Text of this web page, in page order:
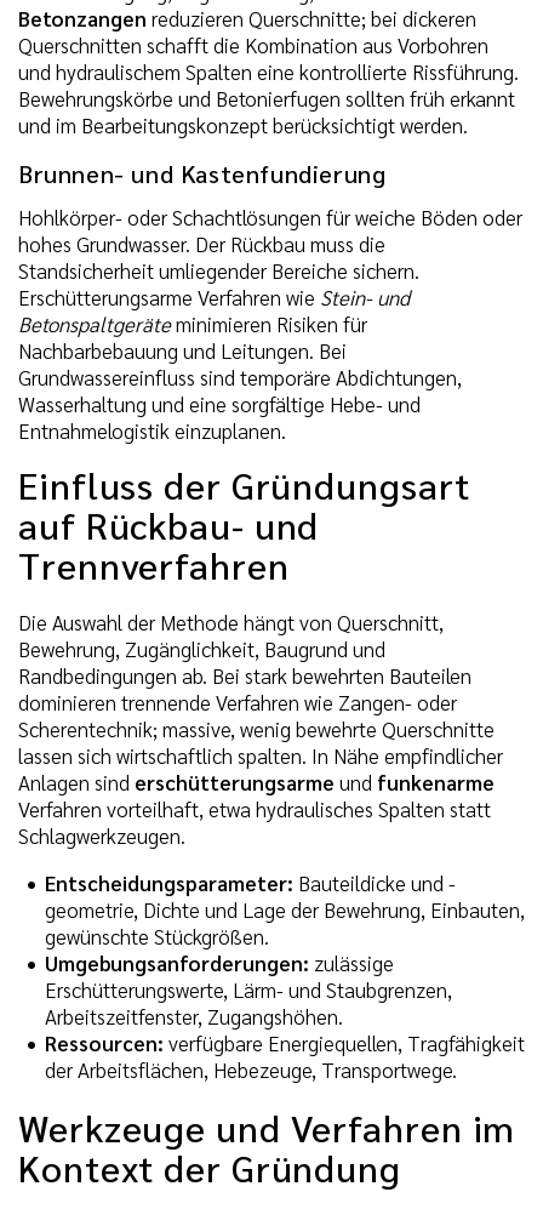
Betonzangen reduzieren Querschnitte; bei dickeren
Querschnitten schafft die Kombination aus Vorbohren
und hydraulischem Spalten eine kontrollierte Rissführung.
Bewehrungskörbe und Betonierfugen sollten früh erkannt
und im Bearbeitungskonzept berücksichtigt werden.
Brunnen- und Kastenfundierung
Hohlkörper- oder Schachtlösungen für weiche Böden oder
hohes Grundwasser. Der Rückbau muss die
Standsicherheit umliegender Bereiche sichern.
Erschütterungsarme Verfahren wie Stein- und
Betonspaltgeräteminimieren Risiken für
Nachbarbebauung und Leitungen. Bei
Grundwassereinfluss sind temporäre Abdichtungen,
Wasserhaltung und eine sorgfältige Hebe- und
Entnahmelogistik einzuplanen.
Einfluss der Gründungsart
auf Rückbau- und
Trennverfahren
Die Auswahl der Methode hängt von Querschnitt,
Bewehrung, Zugänglichkeit, Baugrund und
Randbedingungen ab. Bei stark bewehrten Bauteilen
dominieren trennende Verfahren wie Zangen- oder
Scherentechnik; massive, wenig bewehrte Querschnitte
lassen sich wirtschaftlich spalten. In Nähe empfindlicher
Anlagen sind erschütterungsarme und funkenarme
Verfahren vorteilhaft, etwa hydraulisches Spalten statt
Schlagwerkzeugen.
Entscheidungsparameter: Bauteildicke und -
geometrie, Dichte und Lage der Bewehrung, Einbauten,
gewünschte Stückgrößen.
Umgebungsanforderungen: zulässige
Erschütterungswerte, Lärm- und Staubgrenzen,
Arbeitszeitfenster, Zugangshöhen.
Ressourcen: verfügbare Energiequellen, Tragfähigkeit
der Arbeitsflächen, Hebezeuge, Transportwege.
Werkzeuge und Verfahren im
Kontext der Gründung